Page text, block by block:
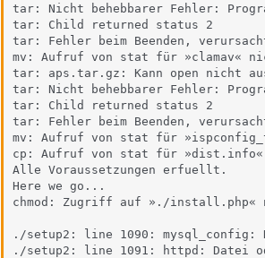
tar: Nicht behebbarer Fehler:
tar: Child returned status 2
tar: Fehler beim Beenden,
mv: Aufruf von stat für »clamav«
tar: aps.tar.gz: Kann open nicht
tar: Nicht behebbarer Fehler:
tar: Child returned status 2
tar: Fehler beim Beenden,
mv: Aufruf von stat für
cp: Aufruf von stat für »dist.info«
Alle Voraussetzungen erfuellt.
Here we go...
chmod: Zugriff auf »./install.php«
./setup2: line 1090: mysql_config:
./setup2: line 1091: httpd: Datei